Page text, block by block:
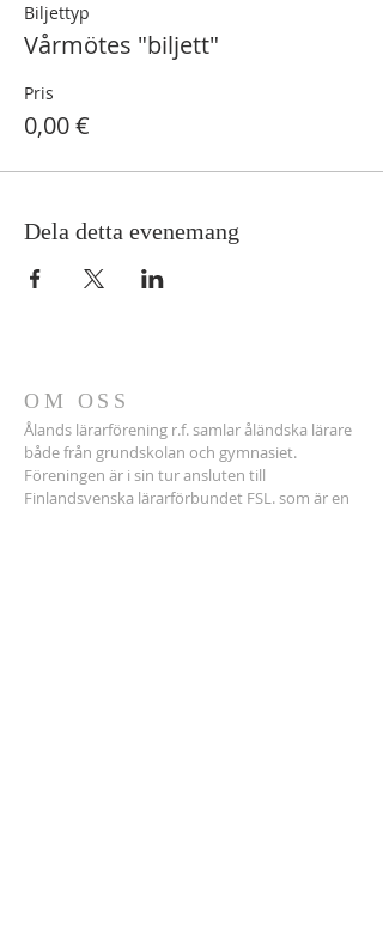
Biljettyp
Vårmötes "biljett"
Pris
0,00 €
Dela detta evenemang
OM OSS
Ålands lärarförening r.f. samlar åländska lärare
både från grundskolan och gymnasiet.
Föreningen är i sin tur ansluten till
Finlandsvenska lärarförbundet FSL. som är en